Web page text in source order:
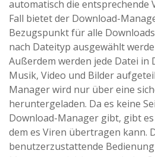
automatisch die entsprechende
Fall bietet der Download-
Bezugspunkt für alle
nach Dateityp ausgewählt
Außerdem werden jede Datei in
Musik, Video und Bilder
Manager wird nur über eine
heruntergeladen. Da es keine
Download-Manager gibt, gibt
dem es Viren übertragen kann.
benutzerzustattende